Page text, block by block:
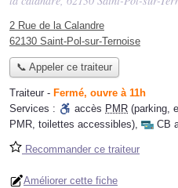
2 Rue de la Calandre
62130 Saint-Pol-sur-Ternoise
📞 Appeler ce traiteur
Traiteur - Fermé, ouvre à 11h
Services :
accès PMR (parking,
PMR, toilettes accessibles), CB
Recommander ce traiteur
Améliorer cette fiche